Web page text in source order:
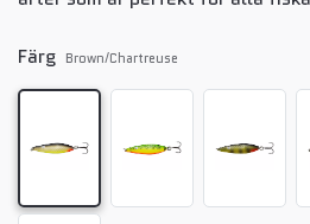
Färg Brown/Chartreuse